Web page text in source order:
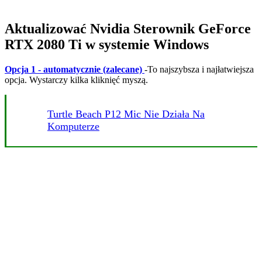
Aktualizować Nvidia Sterownik GeForce
RTX 2080 Ti w systemie Windows
Opcja 1 - automatycznie (zalecane) -To najszybsza i najłatwiejsza
opcja. Wystarczy kilka kliknięć myszą.
Turtle Beach P12 Mic Nie Działa Na
Komputerze